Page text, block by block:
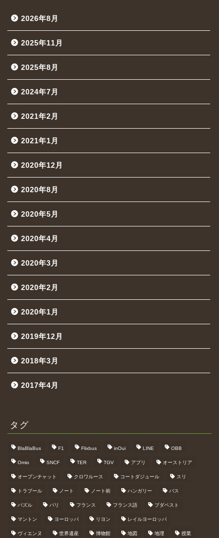
2026年8月
2025年11月
2025年8月
2024年7月
2021年2月
2021年1月
2020年12月
2020年8月
2020年5月
2020年4月
2020年3月
2020年2月
2020年1月
2019年12月
2018年3月
2017年4月
タグ
BlaBlaBus F1 Flixbus inOui LINE OBB
Omio SNCF TER TGV アプリ オーストリア
オープンチャット クロワルース コートダジュール スリ
トラブール ノート ノート術 ハンガリー バス
パズル パリ フランス フランス語 ブダペスト
マントン ヨーロッパ リヨン レイルヨーロッパ
ヴィエンヌ 世界遺産 博物館 地図 地理 授業